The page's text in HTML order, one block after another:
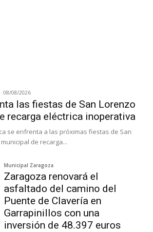
- 08/08/2026
las fiestas de San Lorenzo
recarga eléctrica inoperativa
se enfrenta a las próximas fiestas de San
de recarga...
Municipal Zaragoza
Zaragoza renovará el
asfaltado del camino del
Puente de Clavería en
Garrapinillos con una
inversión de 48.397 euros